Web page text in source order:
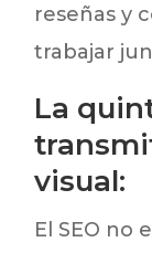
reseñas y
trabajar
La
visual:
El SEO no